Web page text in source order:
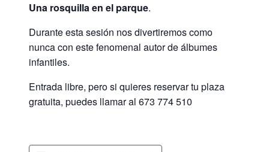
Una rosquilla en el parque.
Durante esta sesión nos divertiremos como
nunca con este fenomenal autor de álbumes
infantiles.
Entrada libre, pero si quieres reservar tu plaza
gratuita, puedes llamar al 673 774 510